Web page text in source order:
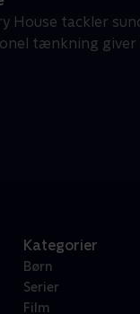
House tackler
tænkning
Kategorier
Børn
Serier
Film